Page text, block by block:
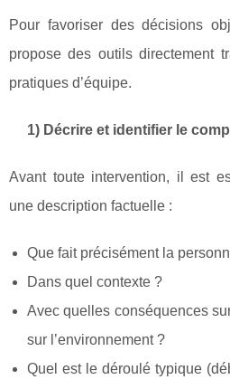
Pour favoriser des décisions
propose des outils directement
pratiques d’équipe.
1) Décrire et identifier le
Avant toute intervention, il est
une description factuelle :
Que fait précisément la
Dans quel contexte ?
Avec quelles conséquences
sur l’environnement ?
Quel est le déroulé typique